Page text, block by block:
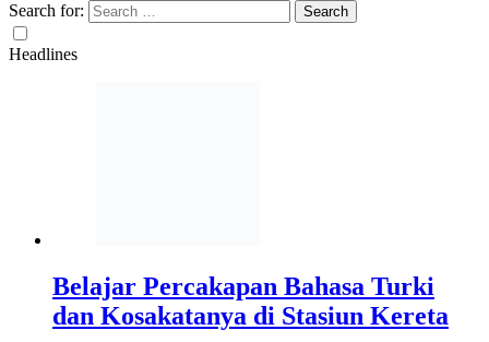
Search for:
Headlines
Belajar Percakapan Bahasa Turki
dan Kosakatanya di Stasiun Kereta